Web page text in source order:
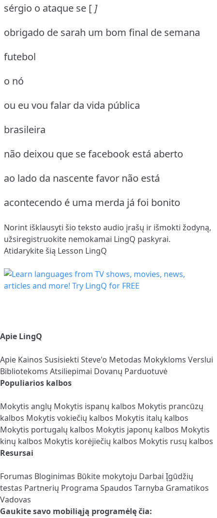
sérgio o ataque se [ ]
obrigado de sarah um bom final de semana
futebol
o nó
ou eu vou falar da vida pública
brasileira
não deixou que se facebook está aberto
ao lado da nascente favor não está
acontecendo é uma merda já foi bonito
Norint išklausyti šio teksto audio įrašų ir išmokti žodyną,
užsiregistruokite nemokamai LingQ paskyrai.
Atidarykite šią Lesson LingQ
Apie LingQ
Apie Kainos Susisiekti Steve'o Metodas Mokykloms Verslui
Bibliotekoms Atsiliepimai Dovanų Parduotuvė
Populiarios kalbos
Mokytis anglų Mokytis ispanų kalbos Mokytis prancūzų
kalbos Mokytis vokiečių kalbos Mokytis italų kalbos
Mokytis portugalų kalbos Mokytis japonų kalbos Mokytis
kinų kalbos Mokytis korėjiečių kalbos Mokytis rusų kalbos
Resursai
Forumas Bloginimas Būkite mokytoju Darbai Įgūdžių
testas Partnerių Programa Spaudos Tarnyba Gramatikos
Vadovas
Gaukite savo mobiliąją programėlę čia: